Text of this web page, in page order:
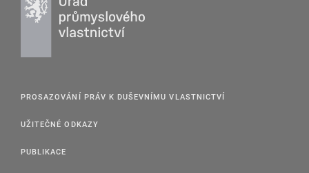
státu, informace lze zpravidla dohledat na webových
stránkách příslušného Úřadu udělujícího ochranu.
PROSAZOVÁNÍ PRÁV K DUŠEVNÍMU VLASTNICTVÍ
UŽITEČNÉ ODKAZY
PUBLIKACE